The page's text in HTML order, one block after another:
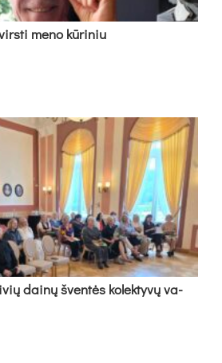
me­no kū­ri­niu
dai­nų šven­tės ko­lek­ty­vų va­